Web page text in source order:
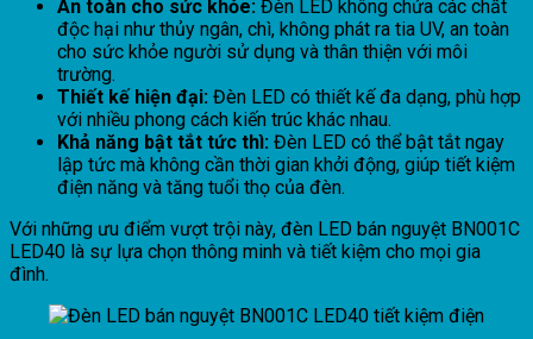
An toàn cho sức khỏe: Đèn LED không chứa các chất
độc hại như thủy ngân, chì, không phát ra tia UV, an toàn
cho sức khỏe người sử dụng và thân thiện với môi
trường.
Thiết kế hiện đại: Đèn LED có thiết kế đa dạng, phù hợp
với nhiều phong cách kiến trúc khác nhau.
Khả năng bật tắt tức thì: Đèn LED có thể bật tắt ngay
lập tức mà không cần thời gian khởi động, giúp tiết kiệm
điện năng và tăng tuổi thọ của đèn.
Với những ưu điểm vượt trội này, đèn LED bán nguyệt BN001C
LED40 là sự lựa chọn thông minh và tiết kiệm cho mọi gia
đình.